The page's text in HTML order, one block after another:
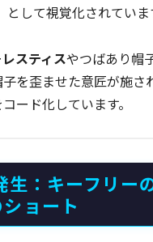
として視覚化されていま
レスティスやつばあり帽
を歪ませた意匠が施さ
ード化しています。
生：キーフリー
ョート